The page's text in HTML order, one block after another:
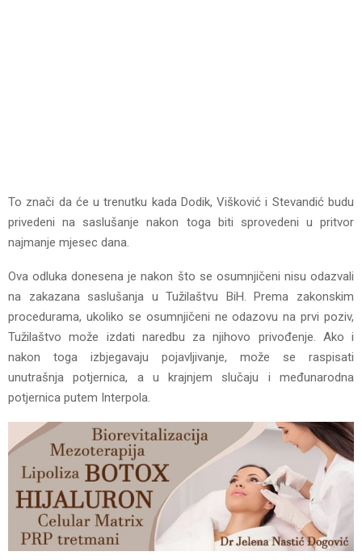
To znači da će u trenutku kada Dodik, Višković i Stevandić budu
privedeni na saslušanje nakon toga biti sprovedeni u pritvor
najmanje mjesec dana.
Ova odluka donesena je nakon što se osumnjičeni nisu odazvali
na zakazana saslušanja u Tužilaštvu BiH. Prema zakonskim
procedurama, ukoliko se osumnjičeni ne odazovu na prvi poziv,
Tužilaštvo može izdati naredbu za njihovo privođenje. Ako i
nakon toga izbjegavaju pojavljivanje, može se raspisati
unutrašnja potjernica, a u krajnjem slučaju i međunarodna
potjernica putem Interpola.